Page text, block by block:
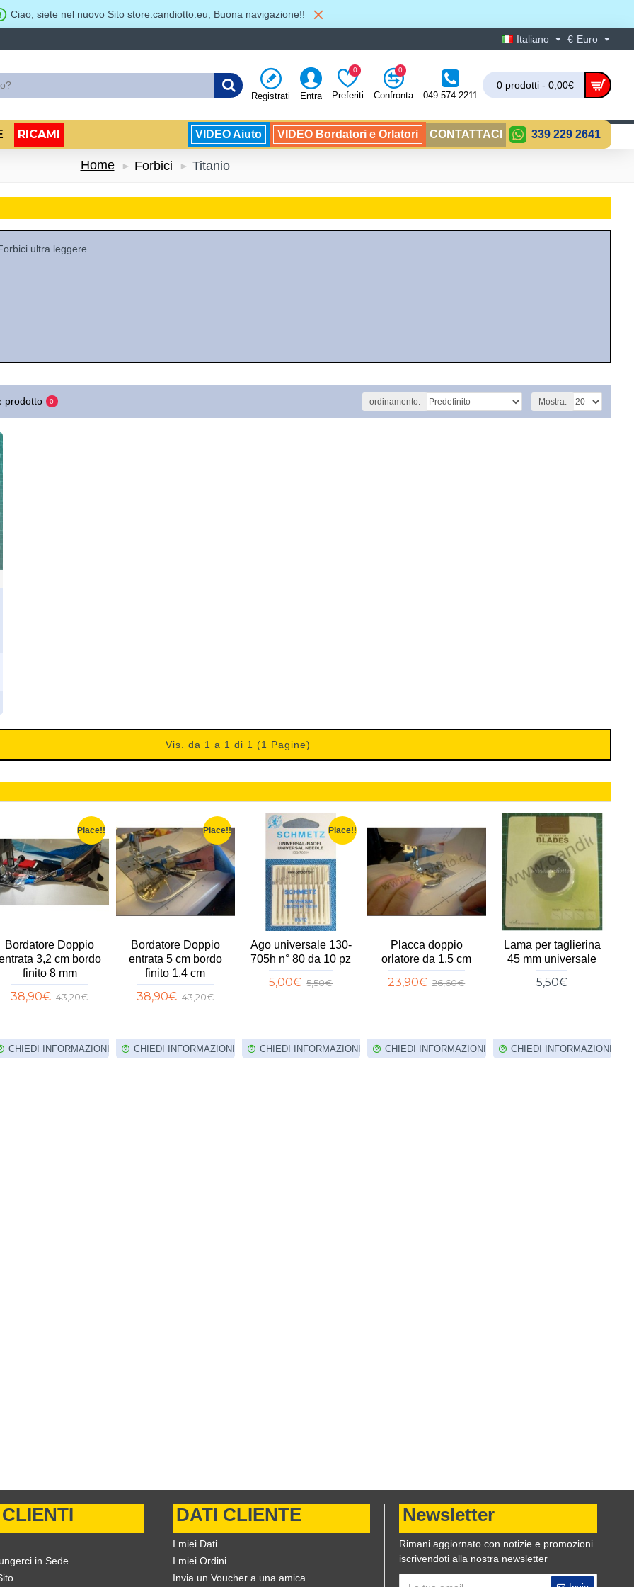
Ciao, siete nel nuovo Sito store.candiotto.eu, Buona navigazione!!
Italiano € Euro
Registrati Entra Preferiti
0
Confronta
0
049 574 2211
0 prodotti - 0,00€
RICAMI VIDEO Aiuto VIDEO Bordatori e Orlatori CONTATTACI 339 229 2641
Home Forbici Titanio
ultra leggere
prodotto 0 ordinamento: Mostra:
Vis. da 1 a 1 di 1 (1 Pagine)
Piace!!
Bordatore Doppio
3,2 cm bordo
finito 8 mm
38,90€ 43,20€
CHIEDI INFORMAZIONI
Piace!!
Bordatore Doppio
entrata 5 cm bordo
finito 1,4 cm
38,90€ 43,20€
CHIEDI INFORMAZIONI
Piace!!
Ago universale 130-
705h n° 80 da 10 pz
5,00€ 5,50€
CHIEDI INFORMAZIONI
Placca doppio
orlatore da 1,5 cm
23,90€ 26,60€
CHIEDI INFORMAZIONI
Lama per taglierina
45 mm universale
5,50€
CHIEDI INFORMAZIONI
in Sede
DATI CLIENTE
I miei Dati
I miei Ordini
Invia un Voucher a una amica
Newsletter
Rimani aggiornato con notizie e promozioni
iscrivendoti alla nostra newsletter